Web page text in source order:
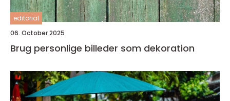
editorial
06. October 2025
Brug personlige billeder som dekoration